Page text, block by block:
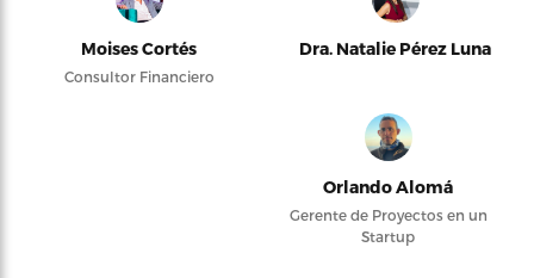
Moises Cortés
Consultor Financiero
Dra. Natalie Pérez Luna
Orlando Alomá
Gerente de Proyectos en un
Startup